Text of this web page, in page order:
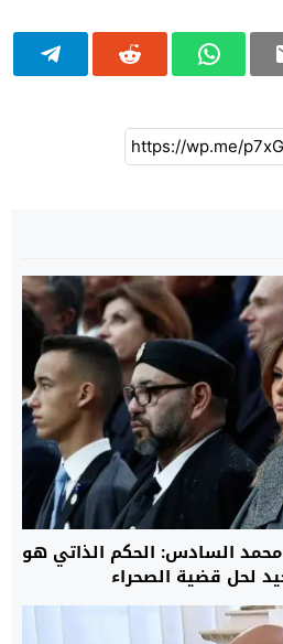
السادس: الحكم الذاتي هو
لحل قضية الصحراء